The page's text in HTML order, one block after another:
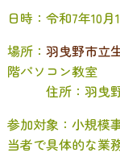
日時：令和7年10
場所： 羽曳野市立
階パソコン教室
住所：羽曳野
参加対象：小規模
当者で具体的な業